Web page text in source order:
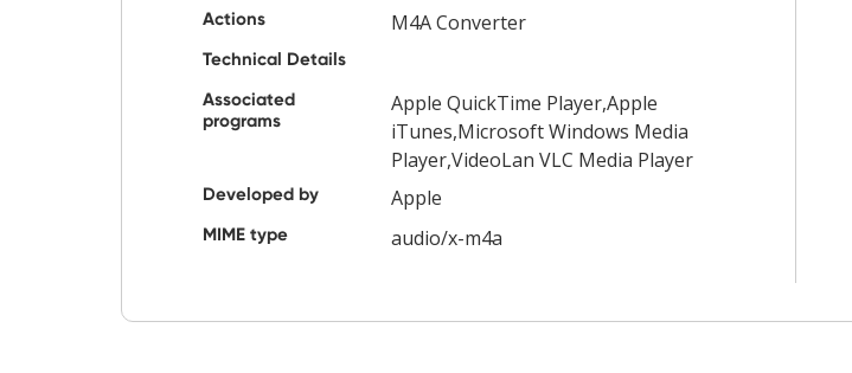
Actions M4A Converter
Technical Details
Associated
programs
Apple QuickTime Player,Apple
iTunes,Microsoft Windows Media
Player,VideoLan VLC Media Player
Developed by Apple
MIME type audio/x-m4a